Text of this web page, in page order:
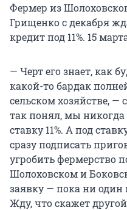
Фермер из
Грищенко с декабря
кредитпод 11%. 15
— Черт его знает, как
какой-то бардак
сельском хозяйстве,
так понял, мы
ставку 11%. А под
сразу подписать
угробить фермерство
Шолоховском и
заявку — пока ни один
Жду, что скажет